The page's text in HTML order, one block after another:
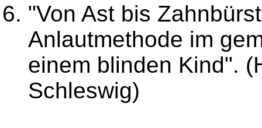
"Von Ast bis
Anlautmethode im
einem blinden Kind".
Schleswig)